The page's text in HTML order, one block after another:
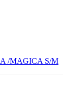
/MAGICA S/M